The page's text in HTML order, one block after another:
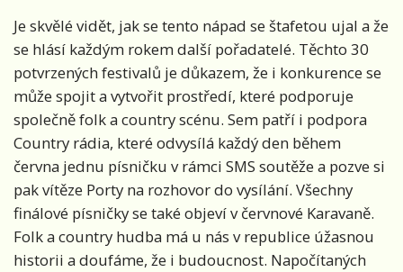
Je skvělé vidět, jak se tento nápad se štafetou ujal a že
se hlásí každým rokem další pořadatelé. Těchto 30
potvrzených festivalů je důkazem, že i konkurence se
může spojit a vytvořit prostředí, které podporuje
společně folk a country scénu. Sem patří i podpora
Country rádia, které odvysílá každý den během
června jednu písničku v rámci SMS soutěže a pozve si
pak vítěze Porty na rozhovor do vysílání. Všechny
finálové písničky se také objeví v červnové Karavaně.
Folk a country hudba má u nás v republice úžasnou
historii a doufáme, že i budoucnost. Napočítaných